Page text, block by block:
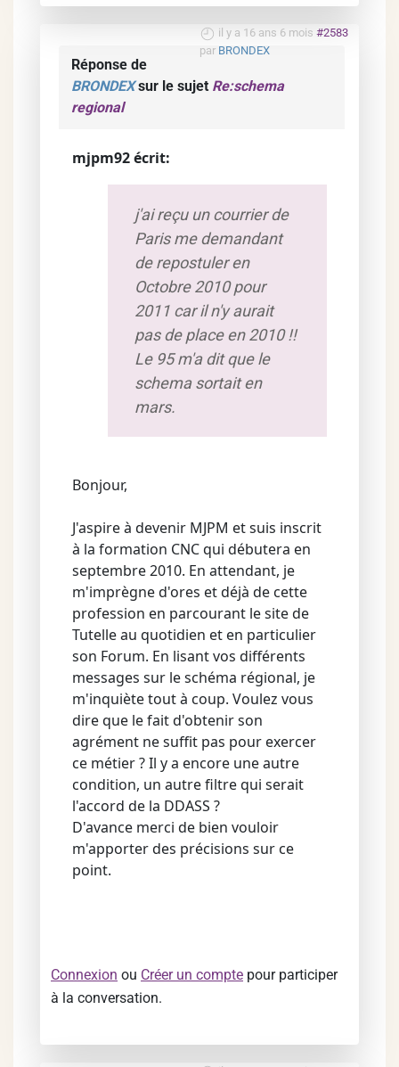
il y a 16 ans 6 mois #2583
par BRONDEX
Réponse de
BRONDEXsur le sujet Re:schema
regional
mjpm92 écrit:
j'ai reçu un courrier de
Paris me demandant
de repostuler en
Octobre 2010 pour
2011 car il n'y aurait
pas de place en 2010 !!
Le 95 m'a dit que le
schema sortait en
mars.
Bonjour,
J'aspire à devenir MJPM et suis inscrit
à la formation CNC qui débutera en
septembre 2010. En attendant, je
m'imprègne d'ores et déjà de cette
profession en parcourant le site de
Tutelle au quotidien et en particulier
son Forum. En lisant vos différents
messages sur le schéma régional, je
m'inquiète tout à coup. Voulez vous
dire que le fait d'obtenir son
agrément ne suffit pas pour exercer
ce métier ? Il y a encore une autre
condition, un autre filtre qui serait
l'accord de la DDASS ?
D'avance merci de bien vouloir
m'apporter des précisions sur ce
point.
Connexion ou Créer un compte pour participer
à la conversation.